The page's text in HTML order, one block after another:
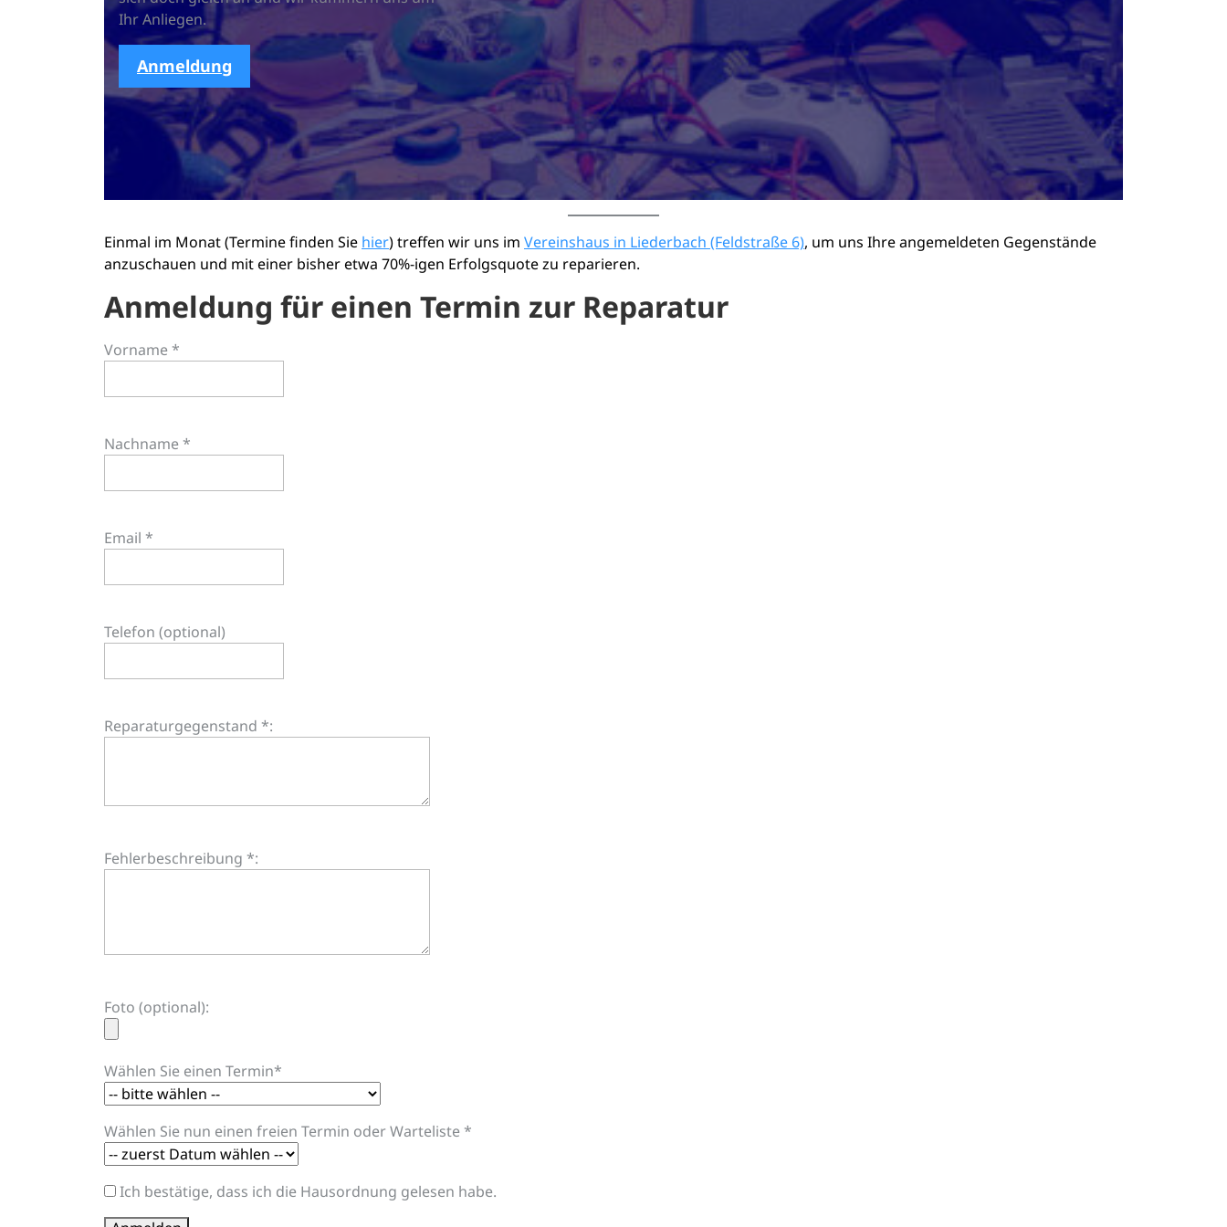
Ihr Anliegen.
Anmeldung
Einmal im Monat (Termine finden Sie hier) treffen wir uns im Vereinshaus in Liederbach (Feldstraße 6), um uns Ihre angemeldeten Gegenstände
anzuschauen und mit einer bisher etwa 70%-igen Erfolgsquote zu reparieren.
Anmeldung für einen Termin zur Reparatur
Vorname *
Nachname *
Email *
Telefon (optional)
Reparaturgegenstand *:
Fehlerbeschreibung *:
Foto (optional):
Wählen Sie einen Termin*
Wählen Sie nun einen freien Termin oder Warteliste *
Ich bestätige, dass ich die Hausordnung gelesen habe.